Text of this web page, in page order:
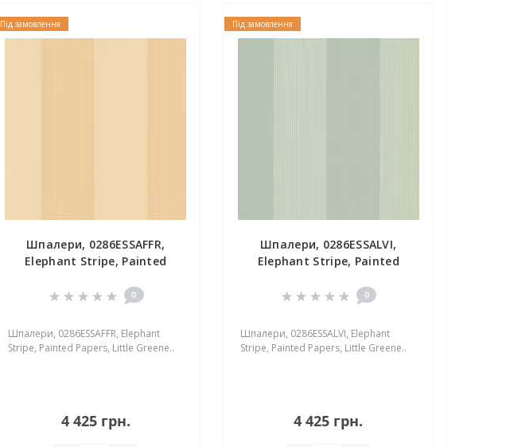
Під замовлення
Шпалери, 0286ESSAFFR,
Elephant Stripe, Painted
0
Шпалери, 0286ESSAFFR, Elephant
Stripe, Painted Papers, Little Greene..
4 425 грн.
Під замовлення
Шпалери, 0286ESSALVI,
Elephant Stripe, Painted
0
Шпалери, 0286ESSALVI, Elephant
Stripe, Painted Papers, Little Greene..
4 425 грн.